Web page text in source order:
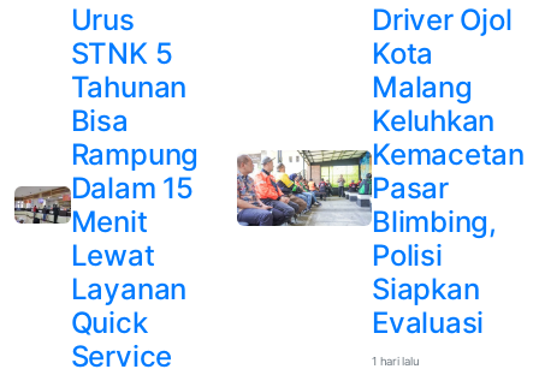
Urus
STNK 5
Tahunan
Bisa
Rampung
Dalam 15
Menit
Lewat
Layanan
Quick
Service
Driver Ojol
Kota
Malang
Keluhkan
Kemacetan
Pasar
Blimbing,
Polisi
Siapkan
Evaluasi
1 hari lalu